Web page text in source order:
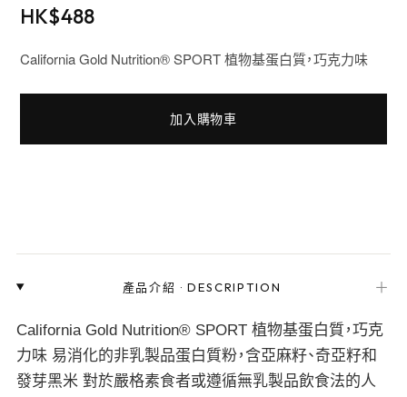
HK$488
California Gold Nutrition® SPORT 植物基蛋白質，巧克力味
加入購物車
產品介紹 ·DESCRIPTION ＋
California Gold Nutrition® SPORT 植物基蛋白質，巧克
力味 易消化的非乳製品蛋白質粉，含亞麻籽、奇亞籽和
發芽黑米 對於嚴格素食者或遵循無乳製品飲食法的人